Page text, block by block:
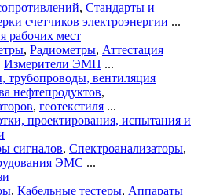
, Стандарты и
счетчиков электроэнергии ...
рабочих мест
, Радиометры, Аттестация
Измерители ЭМП ...
трубопроводы, вентиляция
нефтепродуктов,
, геотекстиля ...
проектирования, испытания и
сигналов, Спектроанализаторы,
ЭМС ...
, Кабельные тестеры, Аппараты